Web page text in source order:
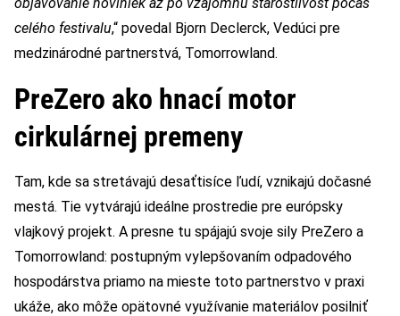
celého festivalu,“ povedal Bjorn Declerck, Vedúci pre
medzinárodné partnerstvá, Tomorrowland.
PreZero ako hnací motor
cirkulárnej premeny
Tam, kde sa stretávajú desaťtisíce ľudí, vznikajú dočasné
mestá. Tie vytvárajú ideálne prostredie pre európsky
vlajkový projekt. A presne tu spájajú svoje sily PreZero a
Tomorrowland: postupným vylepšovaním odpadového
hospodárstva priamo na mieste toto partnerstvo v praxi
ukáže, ako môže opätovné využívanie materiálov posilniť